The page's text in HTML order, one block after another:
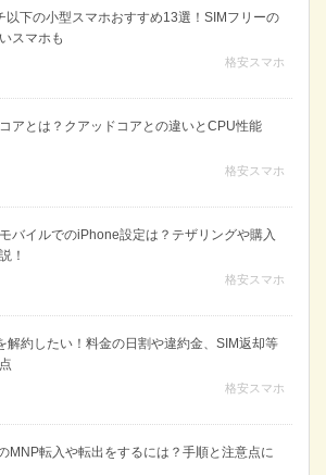
以下の小型スマホおすすめ13選！SIMフリーの
スマホも
格安スマホ
アとは？クアッドコアとの違いとCPU性能
格安スマホ
バイルでのiPhone設定は？テザリングや購入
！
格安スマホ
解約したい！料金の日割や違約金、SIM返却等
格安スマホ
MNP転入や転出をするには？手順と注意点に